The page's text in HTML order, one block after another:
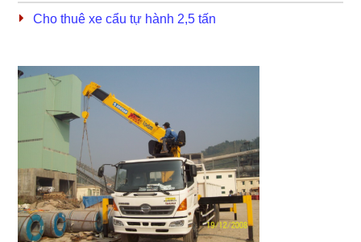
Cho thuê xe cẩu tự hành 2,5 tấn